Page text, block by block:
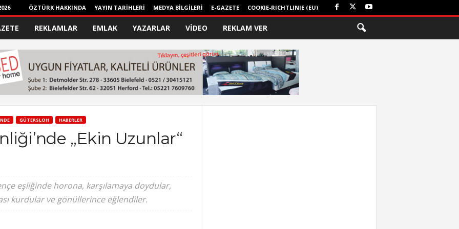
ÖZTÜRK HAKKINDA YAYIN TARİHLERİ MEDYA BİLGİLERİ E-GAZETE COOKIE-RICHTLINIE (EU)
REKLAMLAR EMLAK YAZARLAR VİDEO REKLAM VER
GÜTERSLOH HABERLER
„Ekin Uzunlar“
eşliğinde horona, karşılamaya doydular,
kurdular ve gönüllerince eğlendiler.